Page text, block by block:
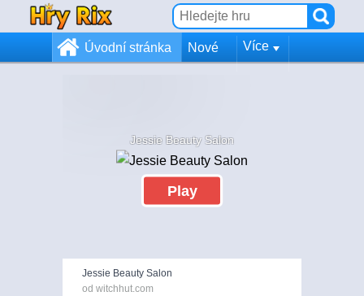
Úvodní stránka Nové Více
Jessie Beauty Salon
Play
Jessie Beauty Salon
od witchhut.com